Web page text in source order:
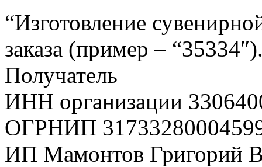
“Изготовление
заказа (пример –
Получатель
ИНН организации
ОГРНИП
ИП Мамонтов Григорий